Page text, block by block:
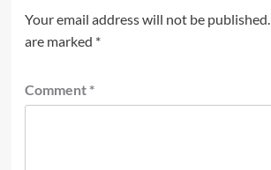
Your email address will not be published.
are marked *
Comment *